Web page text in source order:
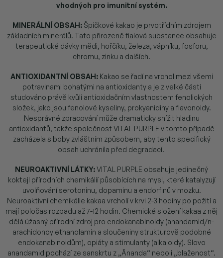
vhodných pro imunitní systém.
MINERÁLNÍ OBSAH: Špičkové kakao je prvotřídním zdrojem
základních minerálů. Tato přirozeně fialová substance obsahuje
terapeutické dávky mědi, hořčíku, železa, vápníku, fosforu,
chromu, zinku a dalších.
ANTIOXIDANTNÍ OBSAH: Kakao se řadí na vrchol mezi všemi
potravinami bohatými na antioxidanty a je z velké části
studováno právě kvůli antioxidačním vlastnostem fenolických
složek, jako jsou fenolové kyseliny, prokyanidiny a flavonoidy.
Nesprávné zpracování může dramaticky snížit hladinu
antioxidantů, takže společnost VITAL PURPLE v tomto případě
zacházela s boby zvláštním způsobem, aby tento specifický
obsah uchránila před degradací.
NEUROAKTIVNÍ LÁTKY:VITAL PURPLE obsahuje jedinečný
koktejl přírodních chemikálií působících na mysl, které katalyzují
uvolňování serotoninu, dopaminu a endorfinů v mozku.
Neuroaktivní chemikálie kakaa vrcholí v krvi 2-3 hodiny po požití a
mají poločas rozpadu až 7-12 hodin. Chemické složení kakaa z něj
dělá úžasný přírodní zdroj pro endokanabinoidy (anandamid/n-
arachidonoylethanolamin a sloučeniny strukturově podobné
endokanabinoidům), opiáty a stimulanty (alkaloidy). Slovo
anandamid pochází ze sanskrtu z „Ānanda“ neboli „blaženost“.